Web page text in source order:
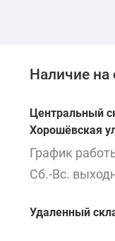
Наличие на
Центральный
Хорошёвская
График
Сб.-Вс.
Удаленный